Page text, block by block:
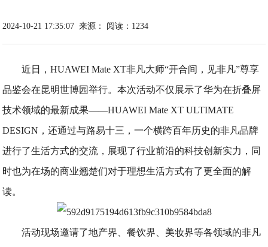
2024-10-21 17:35:07 来源： 阅读：1234
近日，HUAWEI Mate XT非凡大师“开合间，见非凡”尊享
品鉴会在昆明世博园举行。本次活动不仅展示了华为在折叠屏
技术领域的最新成果——HUAWEI Mate XT ULTIMATE
DESIGN，还通过与路易十三，一个横跨百年历史的非凡品牌
进行了生活方式的交流，展现了行业前沿的科技创新实力，同
时也为在场的商业翘楚们对于理想生活方式有了更全面的解
读。
活动现场邀请了地产界、餐饮界、美妆界等各领域的非凡